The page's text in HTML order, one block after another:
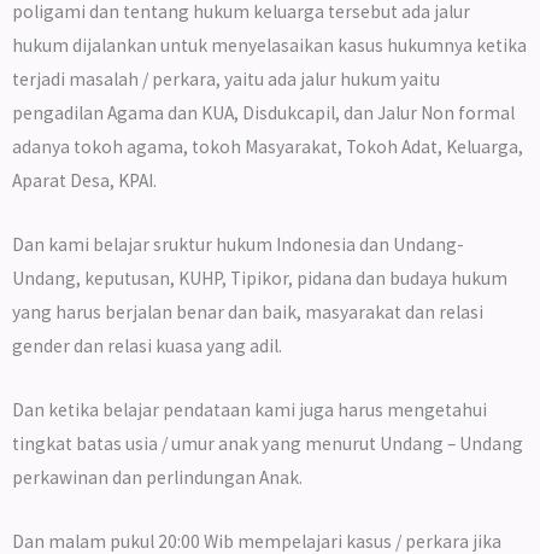
poligami dan tentang hukum keluarga tersebut ada jalur
hukum dijalankan untuk menyelasaikan kasus hukumnya ketika
terjadi masalah / perkara, yaitu ada jalur hukum yaitu
pengadilan Agama dan KUA, Disdukcapil, dan Jalur Non formal
adanya tokoh agama, tokoh Masyarakat, Tokoh Adat, Keluarga,
Aparat Desa, KPAI.
Dan kami belajar sruktur hukum Indonesia dan Undang-
Undang, keputusan, KUHP, Tipikor, pidana dan budaya hukum
yang harus berjalan benar dan baik, masyarakat dan relasi
gender dan relasi kuasa yang adil.
Dan ketika belajar pendataan kami juga harus mengetahui
tingkat batas usia / umur anak yang menurut Undang – Undang
perkawinan dan perlindungan Anak.
Dan malam pukul 20:00 Wib mempelajari kasus / perkara jika